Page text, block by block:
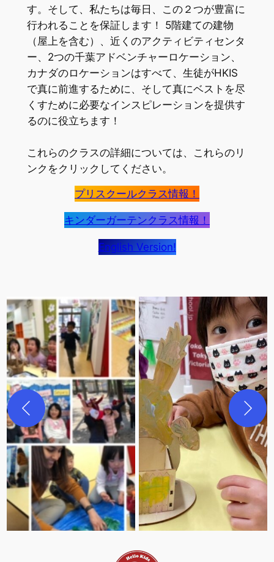
す。そして、 私たちは毎日、この２つが豊富に
行われることを保証します！ 5階建ての建物
（屋上を含む）、近くのアクティビティセンタ
ー、 2つの千葉アドベンチャーロケーション、
カナダのロケーションはすべて、 生徒がHKIS
で真に前進するために、 そして真にベストを尽
くすために必要なインスピレーションを提供す
るのに役立ちます！
これらのクラスの詳細については、
これらのリ
ンクをクリックしてください。
プリスクールクラス情報！
キンダーガーテンクラス情報！
English Version!